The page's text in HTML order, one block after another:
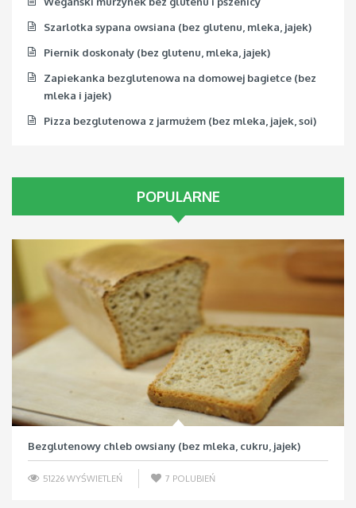
Szarlotka sypana owsiana (bez glutenu, mleka, jajek)
Piernik doskonały (bez glutenu, mleka, jajek)
Zapiekanka bezglutenowa na domowej bagietce (bez
mleka i jajek)
Pizza bezglutenowa z jarmużem (bez mleka, jajek, soi)
POPULARNE
Bezglutenowy chleb owsiany (bez mleka, cukru, jajek)
51226 WYŚWIETLEŃ 7 POLUBIEŃ